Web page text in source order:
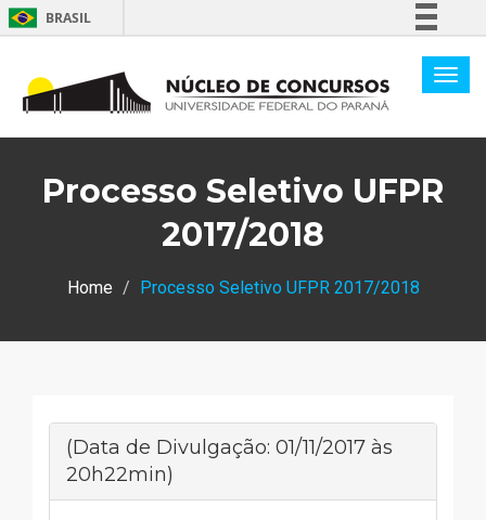
BRASIL
Comunica BR
Legislação
Processo Seletivo UFPR
2017/2018
Home Processo Seletivo UFPR 2017/2018
(Data de Divulgação: 01/11/2017 às
20h22min)